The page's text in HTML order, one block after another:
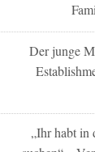
Der junge
„Ihr habt in